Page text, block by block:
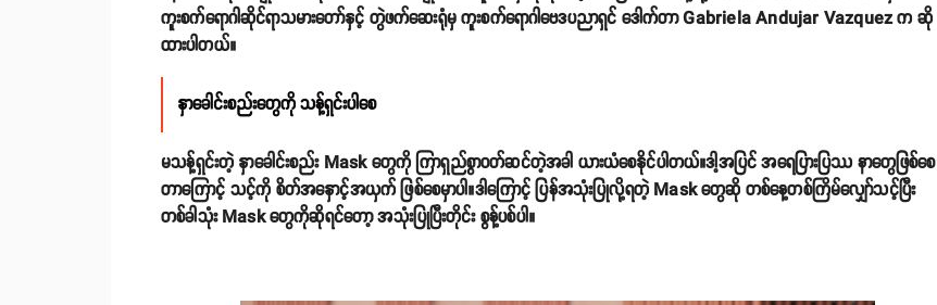
ကူးစက်ရောဂါဆိုင်ရာသမားတော်နှင့် တွဲဖက်ဆေးရုံမှ ကူးစက်ရောဂါဗေဒပညာရှင် ဒေါက်တာ Gabriela Andujar Vazquez က ဆို
ထားပါတယ်။
နှာခေါင်းစည်းတွေကို သန့်ရှင်းပါစေ
မသန့်ရှင်းတဲ့ နှာခေါင်းစည်း Mask တွေကို ကြာရှည်စွာဝတ်ဆင်တဲ့အခါ ယားယံစေနိုင်ပါတယ်။ဒါ့အပြင် အရေပြားပြဿ နာတွေဖြစ်စေ
တာကြောင့် သင့်ကို စိတ်အနှောင့်အယှက် ဖြစ်စေမှာပါ။ဒါကြောင့် ပြန်အသုံးပြုလို့ရတဲ့ Mask တွေဆို တစ်နေ့တစ်ကြိမ်လျှော်သင့်ပြီး
တစ်ခါသုံး Mask တွေကိုဆိုရင်တော့ အသုံးပြုပြီးတိုင်း စွန့်ပစ်ပါ။